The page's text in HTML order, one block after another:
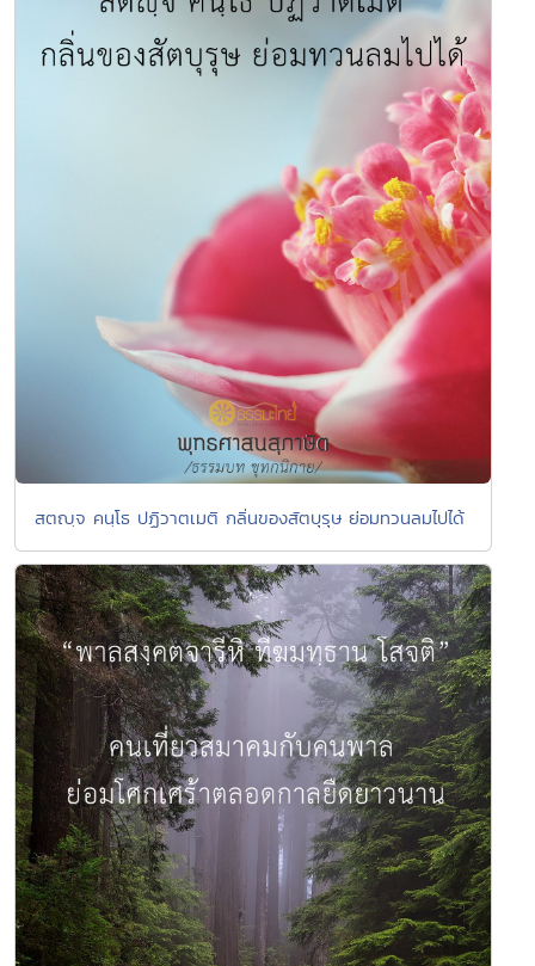
สตญฺจ คนฺโธ ปฏิวาตเมติ กลิ่นของสัตบุรุษ ย่อมทวนลมไปได้